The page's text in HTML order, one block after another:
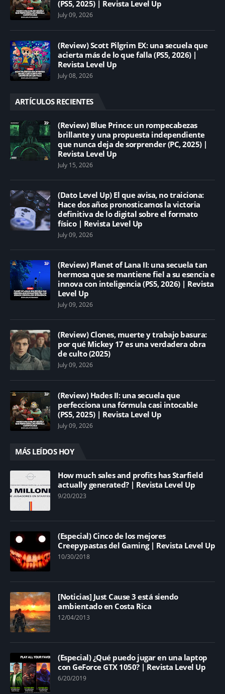
(PS5, 2025) | Revista Level Up
July 09, 2026
(Review) Scott Pilgrim EX: una secuela que
acierta más de lo que falla (PS5, 2026) |
Revista Level Up
July 08, 2026
ARTÍCULOS RECIENTES
(Review) Blue Prince: un rompecabezas
brillante y una propuesta independiente
que nunca deja de sorprender (PC, 2025) |
Revista Level Up
July 15, 2026
(Dato Level Up) El que avisa, no traiciona:
Hace dos años pronosticamos la victoria
definitiva de lo digital sobre el formato
físico | Revista Level Up
July 09, 2026
(Review) Planet of Lana II: una secuela tan
hermosa que se mantiene fiel a su esencia e
innova con inteligencia (PS5, 2026) | Revista
Level Up
July 09, 2026
(Review) Clones, muerte y trabajo basura:
por qué Mickey 17 es una verdadera obra
de culto (2025)
July 09, 2026
(Review) Hades II: una secuela que
perfecciona una fórmula casi intocable
(PS5, 2025) | Revista Level Up
July 09, 2026
MÁS LEÍDOS HOY
How much sales and profits has Starfield
actually generated? | Revista Level Up
9/20/2023
(Especial) Cinco de los mejores
Creepypastas del Gaming | Revista Level Up
10/30/2018
[Noticias] Just Cause 3 está siendo
ambientado en Costa Rica
12/04/2013
(Especial) ¿Qué puedo jugar en una laptop
con GeForce GTX 1050? | Revista Level Up
6/20/2019